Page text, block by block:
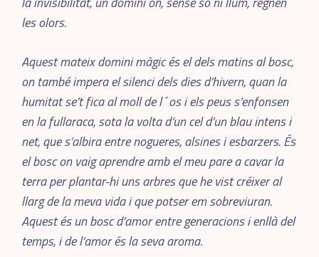
les olors.
Aquest mateix domini màgic és el dels matins al bosc,
on també impera el silenci dels dies d’hivern, quan la
humitat se’t fica al moll de l´os i els peus s’enfonsen
en la fullaraca, sota la volta d’un cel d’un blau intens i
net, que s’albira entre nogueres, alsines i esbarzers. És
el bosc on vaig aprendre amb el meu pare a cavar la
terra per plantar-hi uns arbres que he vist créixer al
llarg de la meva vida i que potser em sobreviuran.
Aquest és un bosc d’amor entre generacions i enllà del
temps, i de l’amor és la seva aroma.